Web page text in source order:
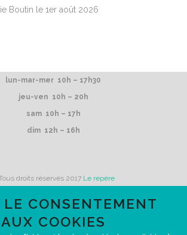
Boutin le 1er août 2026
lun-mar-mer 10h – 17h30
jeu-ven 10h – 20h
sam 10h – 17h
dim 12h – 16h
droits réservés 2017 Le repère
Le repère reçoit du financement de
LE CONSENTEMENT
AUX COOKIES